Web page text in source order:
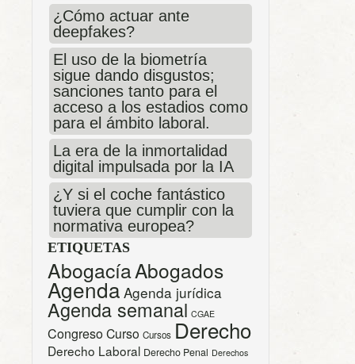
¿Cómo actuar ante
deepfakes?
El uso de la biometría
sigue dando disgustos;
sanciones tanto para el
acceso a los estadios como
para el ámbito laboral.
La era de la inmortalidad
digital impulsada por la IA
¿Y si el coche fantástico
tuviera que cumplir con la
normativa europea?
ETIQUETAS
AbogacíaAbogados
Agenda Agenda jurídica
Agenda semanal CGAE
CongresoCurso Cursos Derecho
Derecho Laboral Derecho Penal Derechos